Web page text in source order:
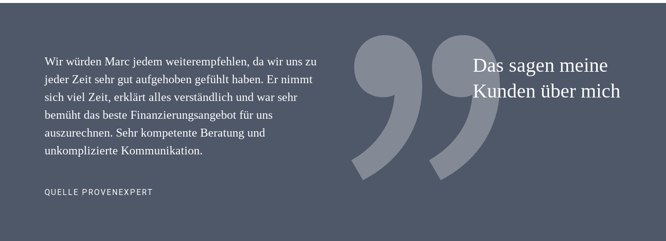
Das sagen meine
Kunden über mich
Wir würden Marc jedem weiterempfehlen, da wir uns zu
jeder Zeit sehr gut aufgehoben gefühlt haben. Er nimmt
sich viel Zeit, erklärt alles verständlich und war sehr
bemüht das beste Finanzierungsangebot für uns
auszurechnen. Sehr kompetente Beratung und
unkomplizierte Kommunikation.
QUELLE PROVENEXPERT